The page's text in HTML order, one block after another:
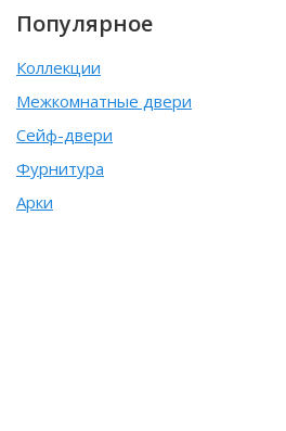
Популярное
Коллекции
Межкомнатные двери
Сейф-двери
Фурнитура
Арки